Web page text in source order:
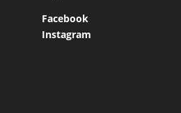
Facebook
Instagram